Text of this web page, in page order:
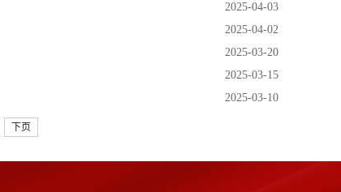
2025-04-03
2025-04-02
2025-03-20
2025-03-15
2025-03-10
下页